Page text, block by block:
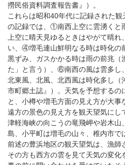
撈民俗資料調査報告書』）。
これらは昭和40年代に記録された
の記録では、①南西上空に雲湧く
上空に晴天見ゆるときはやがて晴
い、④増毛連山鮮明なる時は時化
黒ずみ、ガスかかる時は雨の前兆（
た」と言う）、⑥南西の風は雲多
北東風、北風、北西風は時化多し（
市町郷土誌』）。天気を予想するの
と、小樽や増毛方面の見え方が大事
遠方の景色の見え方を観天望気にし
津軽海峡の向こうの竜飛岬や岩木山
島、小平町は増毛の山々、稚内市で
前述の豊浜地区の観天望気は、漁師
その方も西方の雲を見て天気の変